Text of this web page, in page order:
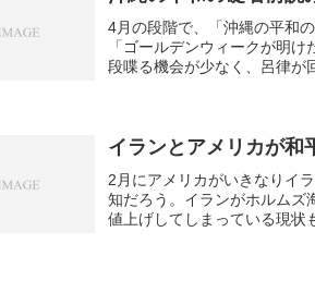
4月の段階で、「沖縄の平和
「ゴールデンウィークが明
段喋る機会が少なく、呂律が
イランとアメリカが和
2月にアメリカがいきなりイ
知だろう。イランがホルムズ
値上げしてしまっている現状